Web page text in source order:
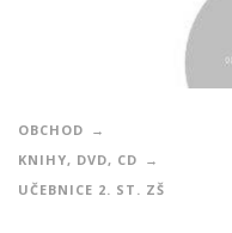
OBCHOD
KNIHY, DVD, CD
UČEBNICE 2. ST. ZŠ